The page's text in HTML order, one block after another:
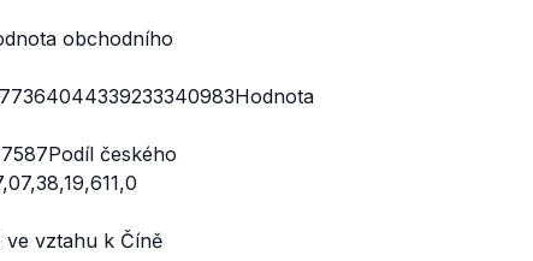
obchodního
českého
ve vztahu k Číně